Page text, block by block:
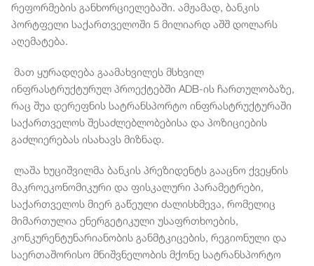
რეფორმების განხორციელებაში. ამჟამად, ბანკის
პორტფელი საქართველოში 5 მილიარდ აშშ დოლარს
აღემატება.
მათ ყურადღება გაამახვილეს მსხვილ
ინფრასტრუქტურულ პროექტებში ADB-ის ჩართულობაზე,
რაც შუა დერეფნის სატრანსპორტო ინფრასტრუქტურაში
საქართველოს შესაძლებლობებისა და პოზიციების
გაძლიერებას ისახავს მიზნად.
ლაშა ხუციშვილმა ბანკის პრეზიდენტს გააცნო ქვეყნის
მაკროეკონომიკური და ფისკალური პარამეტრები,
საქართველოს მიერ გაწეული ძალისხმევა, რომელიც
მიმართულია ენერგეტიკული უსაფრთხოების,
კონკურენტუნარიანობის განმტკიცების, რეგიონული და
საერთაშორისო მნიშვნელობის მქონე სატრანსპორტო